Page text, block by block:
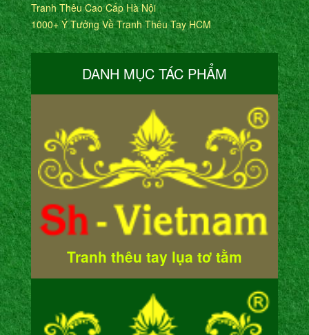
Tranh Thêu Cao Cấp Hà Nội
1000+ Ý Tưởng Về Tranh Thêu Tay HCM
DANH MỤC TÁC PHẨM
Tranh thêu tay lụa tơ tằm